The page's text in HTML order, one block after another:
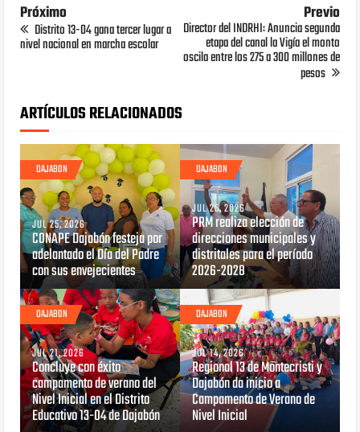
Próximo
Distrito 13-04 gana tercer lugar a
nivel nacional en marcha escolar
Previo
Director del INDRHI: Anuncia segunda
etapa del canal la Vigía el monto
oscila entre los 275 a 300 millones de
pesos
ARTÍCULOS RELACIONADOS
DAJABON
JUL 25, 2026
CONAPE Dajabón festeja por
adelantado el Día del Padre
con sus envejecientes
DAJABON
JUL 25, 2026
PRM realiza elección de
direcciones municipales y
distritales para el período
2026-2028
DAJABON
JUL 21, 2026
Concluye con éxito
campamento de verano del
Nivel Inicial en el Distrito
Educativo 13-04 de Dajabón
DAJABON
JUL 14, 2026
Regional 13 de Montecristi y
Dajabón da inicio a
Campamento de Verano de
Nivel Inicial